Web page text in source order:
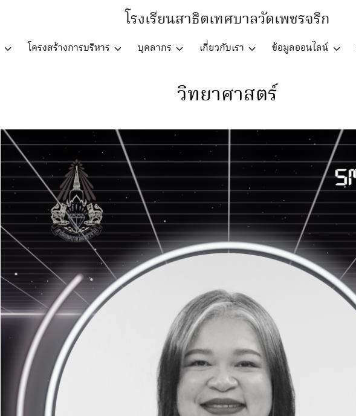
โรงเรียนสาธิตเทศบาลวัดเพชรจริก
โครงสร้างการบริหาร บุคลากร เกี่ยวกับเรา ข้อมูลออนไลน์
วิทยาศาสตร์